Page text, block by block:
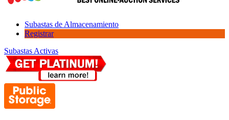
Subastas de Almacenamiento
Registrar
Subastas Activas